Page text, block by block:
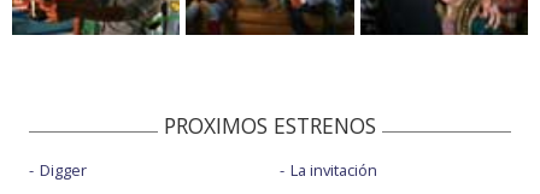
PROXIMOS ESTRENOS
Digger
La invitación